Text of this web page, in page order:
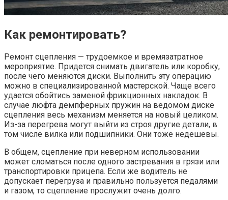
Как ремонтировать?
Ремонт сцепления — трудоемкое и времязатратное
мероприятие. Придется снимать двигатель или коробку,
после чего меняются диски. Выполнить эту операцию
можно в специализированной мастерской. Чаще всего
удается обойтись заменой фрикционных накладок. В
случае люфта демпферных пружин на ведомом диске
сцепления весь механизм меняется на новый целиком.
Из-за перегрева могут выйти из строя другие детали, в
том числе вилка или подшипники. Они тоже недешевы.
В общем, сцепление при неверном использовании
может сломаться после одного застревания в грязи или
транспортировки прицепа. Если же водитель не
допускает перегруза и правильно пользуется педалями
и газом, то сцепление прослужит очень долго.